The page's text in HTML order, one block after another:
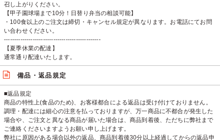
召し上がりください。
【甲子園球場まで10分！日替り弁当の相談可能】
・100食以上のご注文は締切・キャンセル規定が異なります。お電話にてお問
い合わせください。
-----------------------------------------------
【夏季休業の配達】
通常通り配達いたします。
備品・返品規定
■返品規定
商品の特性上(食品のため)、お客様都合による返品は受け付けておりません。
調理・配達には細心の注意を払っておりますが、万一商品に不都合が発生した
場合や、ご注文と異なる商品が届いた場合は、商品到着後、ただちに弊社まで
ご連絡くださいますようお願い申し上げます。
弊社に原因がある場合以外の返品、商品到着後30分以上経過してからの返品申